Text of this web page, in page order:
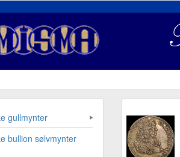
gullmynter
bullion sølvmynter